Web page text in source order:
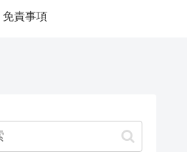
免責事項